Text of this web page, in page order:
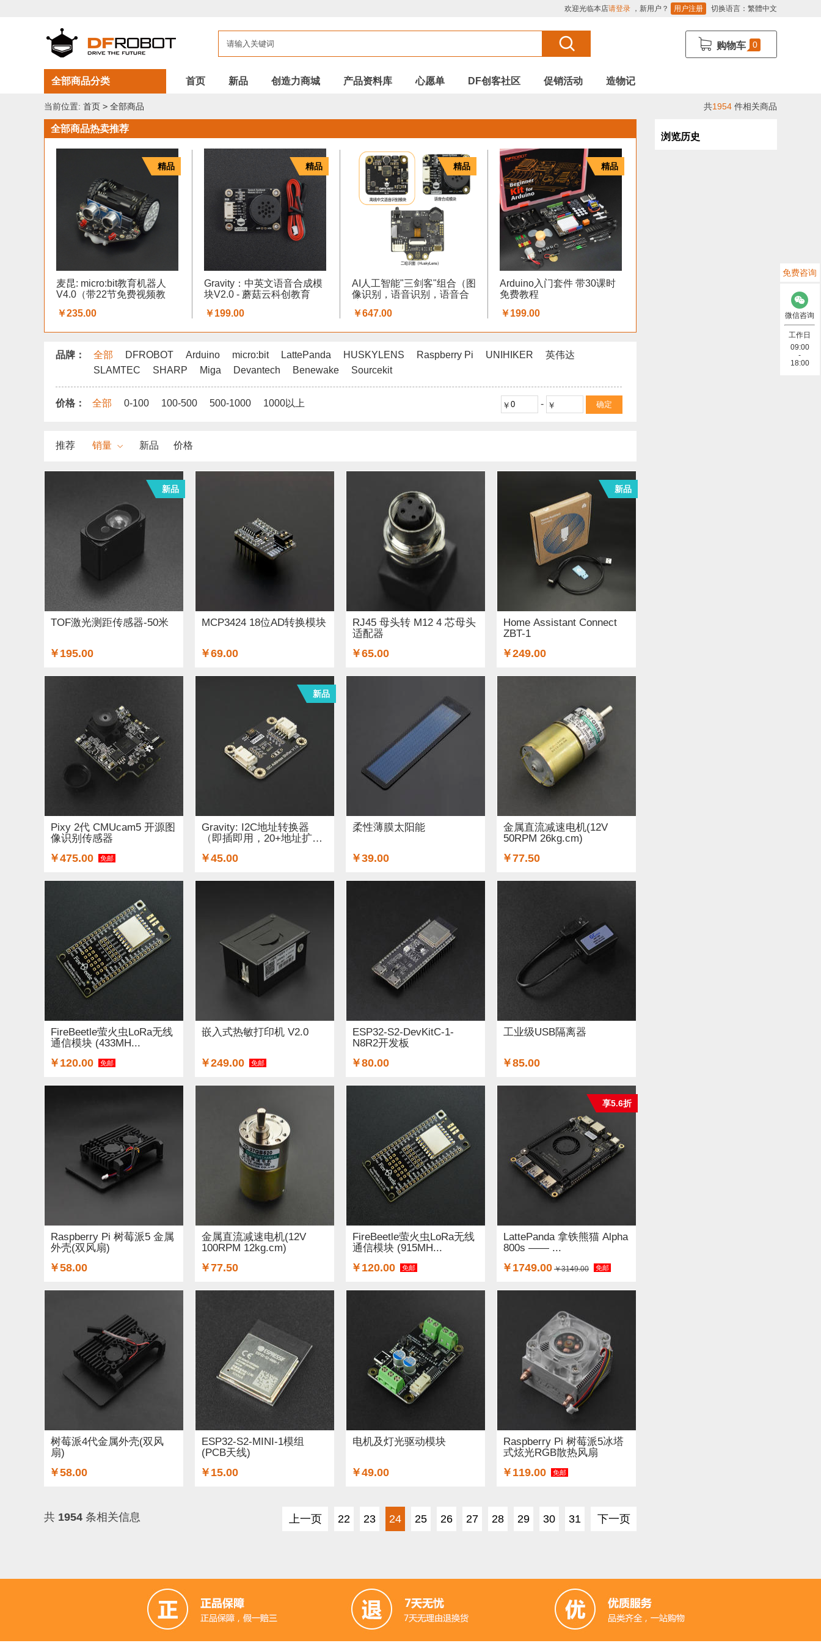
欢迎光临本店请登录 ，新用户？ 用户注册 切换语言： 繁體中文
购物车 0
全部商品分类 首页 新品 创造力商城 产品资料库 心愿单 DF创客社区 促销活动 造物记
当前位置: 首页 > 全部商品 共1954 件相关商品
全部商品热卖推荐
精品
麦昆: micro:bit教育机器人
V4.0（带22节免费视频教
￥235.00
精品
Gravity：中英文语音合成模
块V2.0 - 蘑菇云科创教育
￥199.00
精品
AI人工智能"三剑客"组合（图
像识别，语音识别，语音合
￥647.00
精品
Arduino入门套件 带30课时
免费教程
￥199.00
品牌： 全部 DFROBOT Arduino micro:bit LattePanda HUSKYLENS Raspberry Pi UNIHIKER
英伟达
SLAMTEC
SHARP Miga Devantech Benewake Sourcekit
价格： 全部 0-100 100-500 500-1000 1000以上 -
推荐 销量 新品 价格
TOF激光测距传感器-50米
￥195.00
新品
MCP3424 18位AD转换模块
￥69.00
RJ45 母头转 M12 4 芯母头
适配器
￥65.00
Home Assistant Connect
ZBT-1
￥249.00
新品
Pixy 2代 CMUcam5 开源图
像识别传感器
￥475.00 免邮
Gravity: I2C地址转换器
（即插即用，20+地址扩
￥45.00
新品
柔性薄膜太阳能
￥39.00
金属直流减速电机(12V
50RPM 26kg.cm)
￥77.50
FireBeetle萤火虫LoRa无线
通信模块 (433MH...
￥120.00 免邮
嵌入式热敏打印机 V2.0
￥249.00 免邮
ESP32-S2-DevKitC-1-
N8R2开发板
￥80.00
工业级USB隔离器
￥85.00
Raspberry Pi 树莓派5 金属
外壳(双风扇)
￥58.00
金属直流减速电机(12V
100RPM 12kg.cm)
￥77.50
FireBeetle萤火虫LoRa无线
通信模块 (915MH...
￥120.00 免邮
LattePanda 拿铁熊猫 Alpha
800s —— ...
￥1749.00 ￥3149.00 免邮
享5.6折
树莓派4代金属外壳(双风
扇)
￥58.00
ESP32-S2-MINI-1模组
(PCB天线)
￥15.00
电机及灯光驱动模块
￥49.00
Raspberry Pi 树莓派5冰塔
式炫光RGB散热风扇
￥119.00 免邮
共 1954 条相关信息 上一页 22 23 24 25 26 27 28 29 30 31 下一页
浏览历史
免费咨询
微信咨询
工作日
09:00
-
18:00